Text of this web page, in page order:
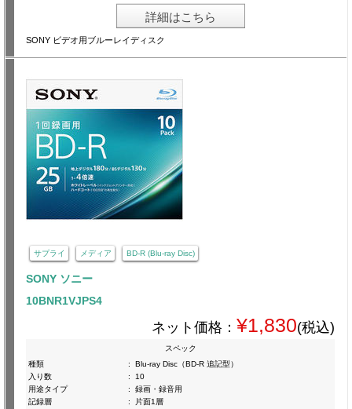
詳細はこちら
SONY ビデオ用ブルーレイディスク
サプライ メディア BD-R (Blu-ray Disc)
SONY ソニー
10BNR1VJPS4
ネット価格： ¥1,830(税込)
スペック
種類
:
Blu-ray Disc（BD-R 追記型）
入り数
:
10
用途タイプ
:
録画・録音用
記録層
:
片面1層